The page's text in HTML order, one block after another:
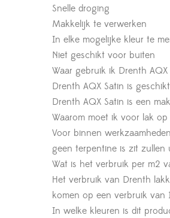
Snelle droging
Makkelijk te verwerken
In elke mogelijke kleur te
Niet geschikt voor buiten
Waar gebruik ik Drenth
Drenth AQX Satin is
Drenth AQX Satin is een
Waarom moet ik voor lak
Voor binnen
geen terpentine is zit zullen
Wat is het verbruik per m2
Het verbruik van Drenth
komen op een verbruik van
In welke kleuren is dit